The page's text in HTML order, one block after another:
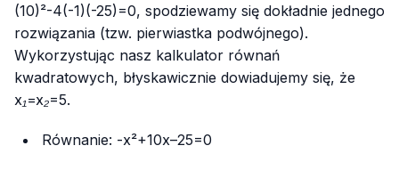
(10)²-4(-1)(-25)=0, spodziewamy się dokładnie jednego
rozwiązania (tzw. pierwiastka podwójnego).
Wykorzystując nasz kalkulator równań
kwadratowych, błyskawicznie dowiadujemy się, że
x₁=x₂=5.
Równanie: -x²+10x–25=0